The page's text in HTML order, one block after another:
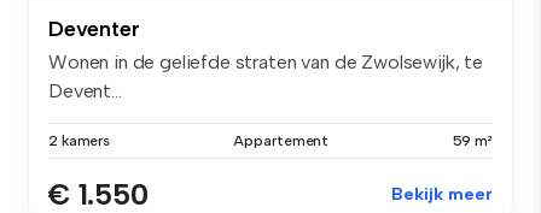
Deventer
Wonen in de geliefde straten van de Zwolsewijk, te
Devent...
2 kamers Appartement 59 m²
€ 1.550 Bekijk meer